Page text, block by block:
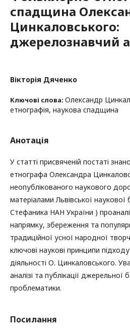
спадщина
Цинкаловського:
джерелознавчий
Вікторія Дяченко
Ключові слова: Олександр
етнографія, наукова спадщина
Анотація
У статті присвяченій постаті
етнографа Олександра
неопублікованого наукового
матеріалами Львівської наукової
Стефаника НАН України )
напрямку, збереження та
традиційної усної народної
ключові наукові принципи
діяльності О. Цинкаловського.
аналізі та публікації джерельної
проблематики.
Посилання